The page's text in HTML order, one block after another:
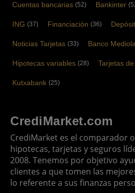
Cuentas bancarias (52) Bankinter
ING (37) Financiación (36)
Noticias Tarjetas (33) Banco
Hipotecas variables (28) Tarjetas
Kutxabank (25)
CrediMarket.com
CrediMarket es el comparador
hipotecas, tarjetas y seguros
2008. Tenemos por objetivo
clientes a que tomen las
lo referente a sus finanzas